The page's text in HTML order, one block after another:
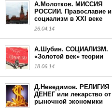
А.Молотков. МИССИЯ
РОССИИ. Православие и
социализм в XXI веке
26.04.14
А.Шубин. СОЦИАЛИЗМ.
«Золотой век» теории
18.06.14
Д.Неведимов. РЕЛИГИЯ
ДЕНЕГ или лекарство от
рыночной экономики